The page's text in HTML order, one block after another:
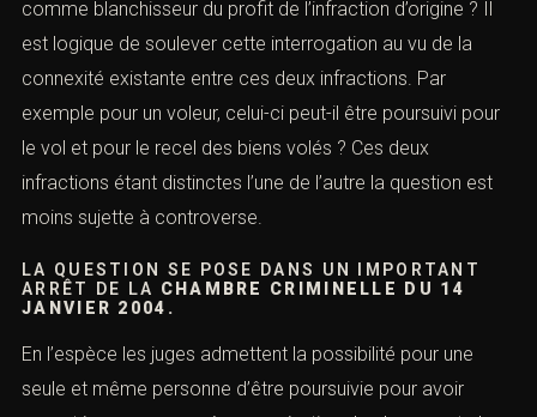
Quid du double chef d’accusation ?
Peut-on être à la fois poursuivi pour l’infraction de base
et comme blanchisseur du profit de l’infraction d’origine
? Il est logique de soulever cette interrogation au vu de
la connexité existante entre ces deux infractions. Par
exemple pour un voleur, celui-ci peut-il être poursuivi
infractions étant distinctes l’une de l’autre la question est
moins sujette à controverse.
LA QUESTION SE POSE DANS UN IMPORTANT
ARRÊT DE LACHAMBRE CRIMINELLE DU 14